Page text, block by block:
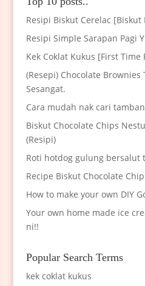
Resipi Biskut Cerelac [Biskut
Resipi Simple Sarapan Pagi
Kek Coklat Kukus [First Time
(Resepi) Chocolate
Sesangat.
Cara mudah nak cari
Biskut Chocolate Chips
(Resipi)
Roti hotdog gulung bersalut
Recipe Biskut Chocolate
How to make your own DIY
Your own home made ice
ni!!
Popular Search Terms
kek coklat kukus